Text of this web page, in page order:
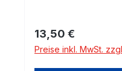
Regulärer Preis:
13,50 €
Preise inkl. MwSt.